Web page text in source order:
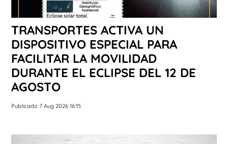
TRANSPORTES ACTIVA UN
DISPOSITIVO ESPECIAL PARA
FACILITAR LA MOVILIDAD
DURANTE EL ECLIPSE DEL 12 DE
AGOSTO
Publicado 7 Aug 2026 16:15